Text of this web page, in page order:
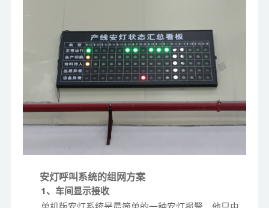
安灯呼叫系统的组网方案
1、车间显示接收